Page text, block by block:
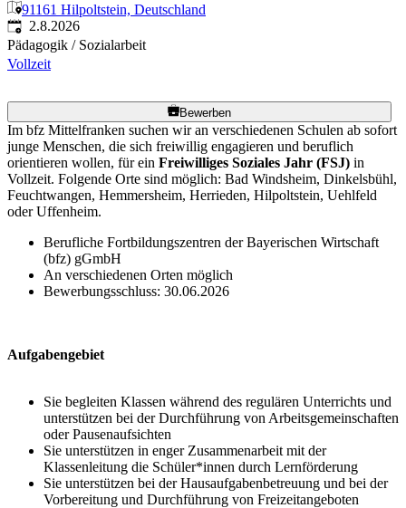
91161 Hilpoltstein, Deutschland
Veröffentlicht
2.8.2026
Pädagogik / Sozialarbeit
Vollzeit
Bewerben
Im bfz Mittelfranken suchen wir an verschiedenen Schulen ab sofort
junge Menschen, die sich freiwillig engagieren und beruflich
orientieren wollen, für ein Freiwilliges Soziales Jahr (FSJ) in
Vollzeit. Folgende Orte sind möglich: Bad Windsheim, Dinkelsbühl,
Feuchtwangen, Hemmersheim, Herrieden, Hilpoltstein, Uehlfeld
oder Uffenheim.
Berufliche Fortbildungszentren der Bayerischen Wirtschaft
(bfz) gGmbH
An verschiedenen Orten möglich
Bewerbungsschluss: 30.06.2026
Aufgabengebiet
Sie begleiten Klassen während des regulären Unterrichts und
unterstützen bei der Durchführung von Arbeitsgemeinschaften
oder Pausenaufsichten
Sie unterstützen in enger Zusammenarbeit mit der
Klassenleitung die Schüler*innen durch Lernförderung
Sie unterstützen bei der Hausaufgabenbetreuung und bei der
Vorbereitung und Durchführung von Freizeitangeboten